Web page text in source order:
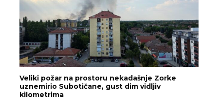
Veliki požar na prostoru nekadašnje Zorke
uznemirio Subotičane, gust dim vidljiv
kilometrima